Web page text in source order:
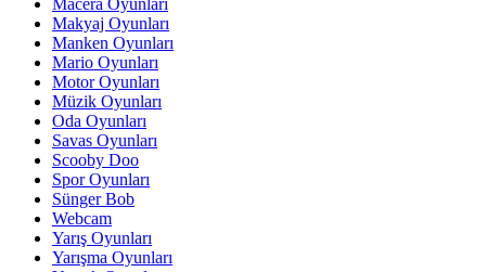
Macera Oyunları
Makyaj Oyunları
Manken Oyunları
Mario Oyunları
Motor Oyunları
Müzik Oyunları
Oda Oyunları
Savas Oyunları
Scooby Doo
Spor Oyunları
Sünger Bob
Webcam
Yarış Oyunları
Yarışma Oyunları